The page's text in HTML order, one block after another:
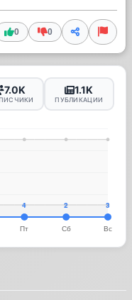
0 0
7.0K 1.1K
ПУБЛИКАЦИИ